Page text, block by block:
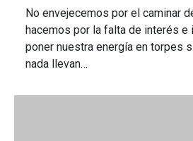
No envejecemos por el caminar
hacemos por la falta de interés e
poner nuestra energía en torpes
nada llevan…